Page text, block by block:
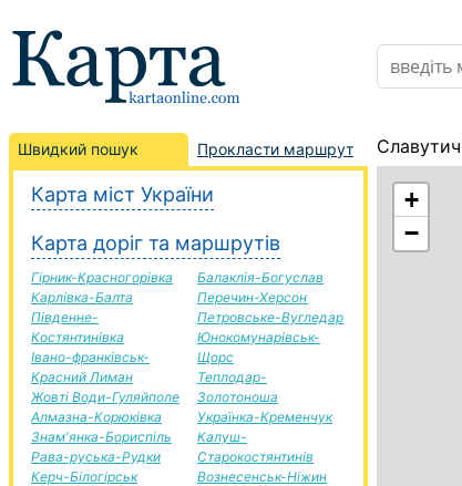
Швидкий пошук Прокласти маршрут
Карта міст України
Карта доріг та маршрутів
Гірник-Красногорівка
Карлівка-Балта
Південне-
Костянтинівка
Івано-франківськ-
Красний Лиман
Жовті Води-Гуляйполе
Алмазна-Корюківка
Знам'янка-Бориспіль
Рава-руська-Рудки
Керч-Білогірськ
Балаклія-Богуслав
Перечин-Херсон
Петровське-Вугледар
Юнокомунарівськ-
Щорс
Теплодар-
Золотоноша
Українка-Кременчук
Калуш-
Старокостянтинів
Вознесенськ-Ніжин
+
−